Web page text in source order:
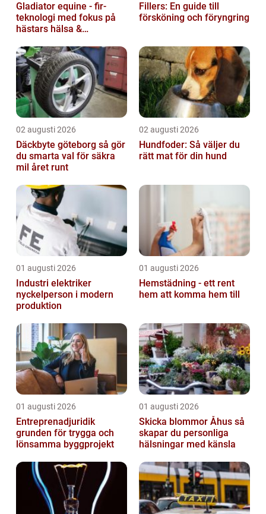
Gladiator equine - fir-
teknologi med fokus på
hästars hälsa &
Fillers: En guide till
försköning och föryngring
02 augusti 2026
Däckbyte göteborg så gör
du smarta val för säkra
mil året runt
02 augusti 2026
Hundfoder: Så väljer du
rätt mat för din hund
01 augusti 2026
Industri elektriker
nyckelperson i modern
produktion
01 augusti 2026
Hemstädning - ett rent
hem att komma hem till
01 augusti 2026
Entreprenadjuridik
grunden för trygga och
lönsamma byggprojekt
01 augusti 2026
Skicka blommor Åhus så
skapar du personliga
hälsningar med känsla